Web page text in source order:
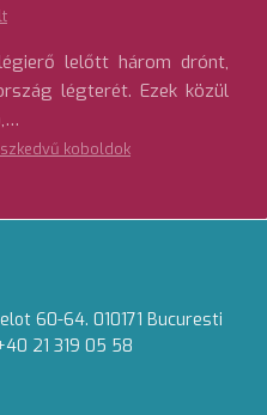
lelőtt három drónt,
légterét. Ezek közül
koboldok
60-64. 010171 Bucuresti
21 319 05 58